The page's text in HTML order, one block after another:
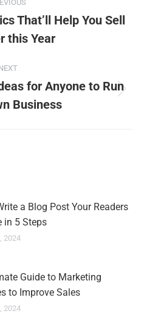
post:
That’ll Help You Sell
this Year
post:
for Anyone to Run
Business
a Blog Post Your Readers
in 5 Steps
2024
Guide to Marketing
to Improve Sales
2024